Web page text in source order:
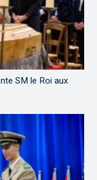
SM le Roi aux